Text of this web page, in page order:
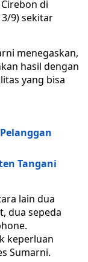
di
9) sekitar
menegaskan,
hasil dengan
yang bisa
Tangani
lain dua
dua sepeda
keperluan
Sumarni.